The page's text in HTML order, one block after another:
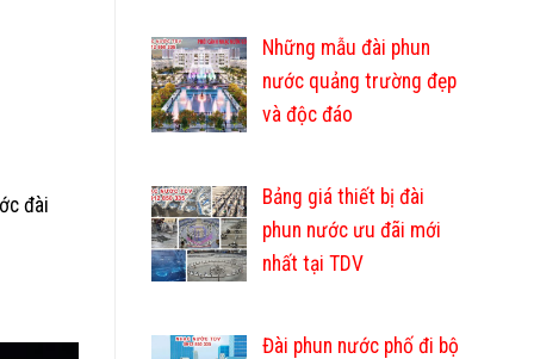
đài
Những mẫu đài phun
nước quảng trường đẹp
và độc đáo
Bảng giá thiết bị đài
phun nước ưu đãi mới
nhất tại TDV
Đài phun nước phố đi bộ